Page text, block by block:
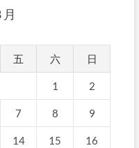
五 六 日
1 2
7 8 9
14 15 16